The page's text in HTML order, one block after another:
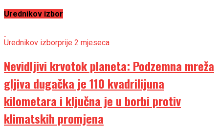
Urednikov izbor
Urednikov izborprije 2 mjeseca
Nevidljivi krvotok planeta: Podzemna mreža
gljiva dugačka je 110 kvadrilijuna
kilometara i ključna je u borbi protiv
klimatskih promjena